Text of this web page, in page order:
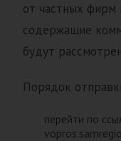
от частных фирм
содержащие
будут
Порядок
перейти по